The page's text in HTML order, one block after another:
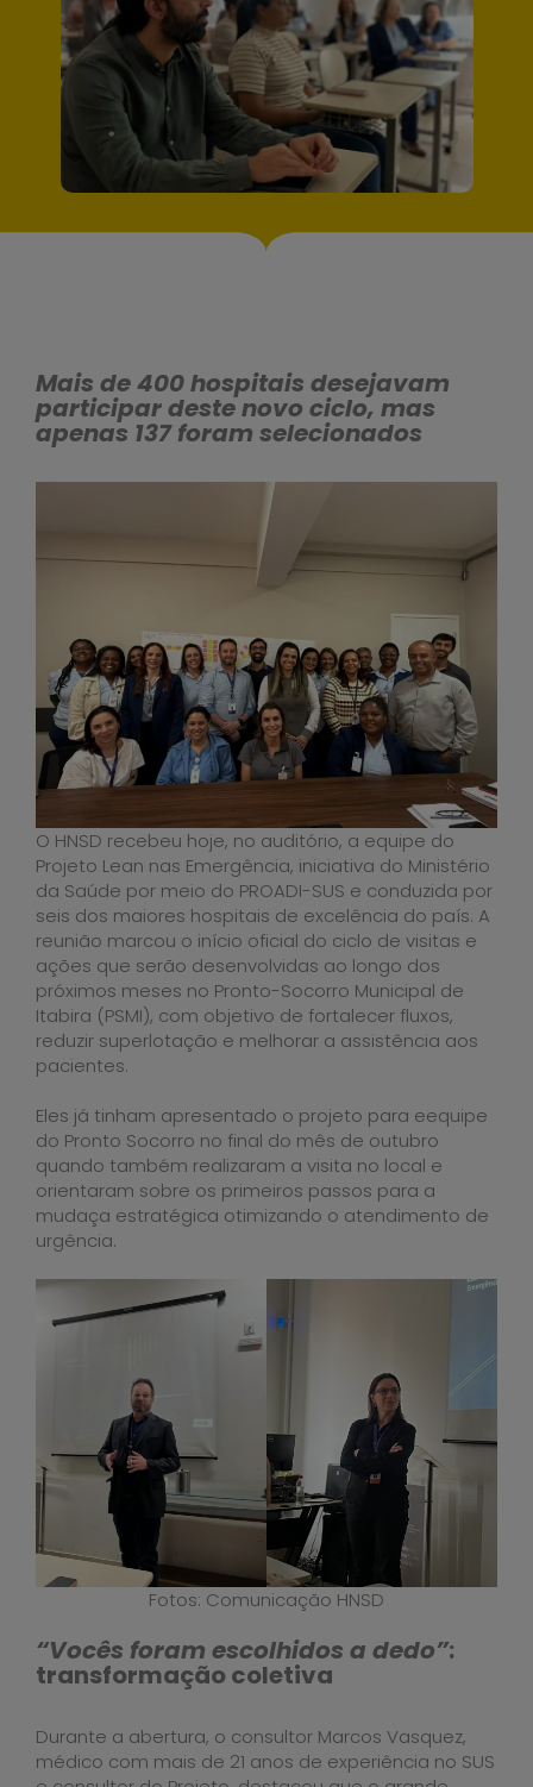
Mais de 400 hospitais desejavam
participar deste novo ciclo, mas
apenas 137 foram selecionados
O HNSD recebeu hoje, no auditório, a equipe do
Projeto Lean nas Emergência, iniciativa do Ministério
da Saúde por meio do PROADI-SUS e conduzida por
seis dos maiores hospitais de excelência do país. A
reunião marcou o início oficial do ciclo de visitas e
ações que serão desenvolvidas ao longo dos
próximos meses no Pronto-Socorro Municipal de
Itabira (PSMI), com objetivo de fortalecer fluxos,
reduzir superlotação e melhorar a assistência aos
pacientes.
Eles já tinham apresentado o projeto para eequipe
do Pronto Socorro no final do mês de outubro
quando também realizaram a visita no local e
orientaram sobre os primeiros passos para a
mudaça estratégica otimizando o atendimento de
urgência.
Fotos: Comunicação HNSD
“Vocês foram escolhidos a dedo”:
transformação coletiva
Durante a abertura, o consultor Marcos Vasquez,
médico com mais de 21 anos de experiência no SUS